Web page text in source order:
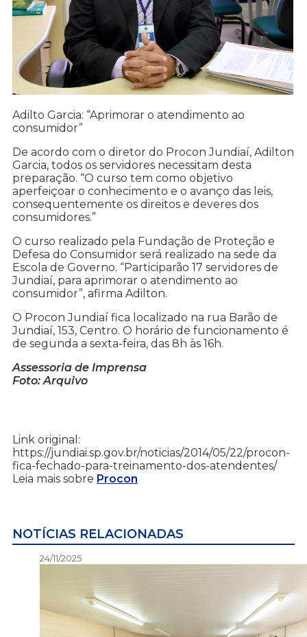
Adilto Garcia: “Aprimorar o atendimento ao
consumidor”
De acordo com o diretor do Procon Jundiaí, Adilton
Garcia, todos os servidores necessitam desta
preparação. “O curso tem como objetivo
aperfeiçoar o conhecimento e o avanço das leis,
consequentemente os direitos e deveres dos
consumidores.”
O curso realizado pela Fundação de Proteção e
Defesa do Consumidor será realizado na sede da
Escola de Governo. “Participarão 17 servidores de
Jundiaí, para aprimorar o atendimento ao
consumidor”, afirma Adilton.
O Procon Jundiaí fica localizado na rua Barão de
Jundiaí, 153, Centro. O horário de funcionamento é
de segunda a sexta-feira, das 8h às 16h.
Assessoria de Imprensa
Foto: Arquivo
Link original:
https://jundiai.sp.gov.br/noticias/2014/05/22/procon-
fica-fechado-para-treinamento-dos-atendentes/
Leia mais sobre Procon
NOTÍCIAS RELACIONADAS
24/11/2025